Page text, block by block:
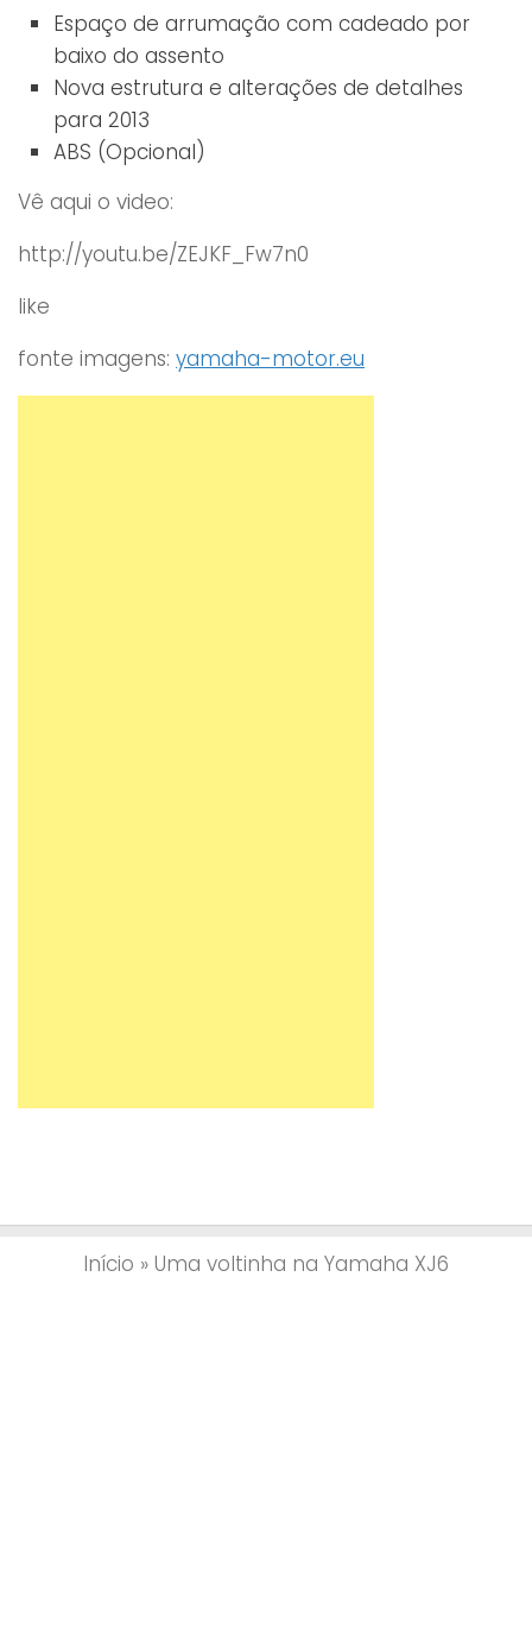
Espaço de arrumação com cadeado por
baixo do assento
Nova estrutura e alterações de detalhes
para 2013
ABS (Opcional)
Vê aqui o video:
http://youtu.be/ZEJKF_Fw7n0
like
fonte imagens: yamaha-motor.eu
Início » Uma voltinha na Yamaha XJ6